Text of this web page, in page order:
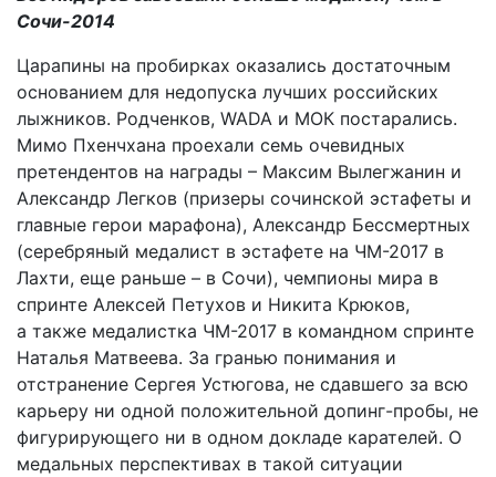
Сочи-2014
Царапины на пробирках оказались достаточным
основанием для недопуска лучших российских
лыжников. Родченков, WADA и МОК постарались.
Мимо Пхенчхана проехали семь очевидных
претендентов на награды – Максим Вылегжанин и
Александр Легков (призеры сочинской эстафеты и
главные герои марафона), Александр Бессмертных
(серебряный медалист в эстафете на ЧМ-2017 в
Лахти, еще раньше – в Сочи), чемпионы мира в
спринте Алексей Петухов и Никита Крюков,
а также медалистка ЧМ-2017 в командном спринте
Наталья Матвеева. За гранью понимания и
отстранение Сергея Устюгова, не сдавшего за всю
карьеру ни одной положительной допинг-пробы, не
фигурирующего ни в одном докладе карателей. О
медальных перспективах в такой ситуации